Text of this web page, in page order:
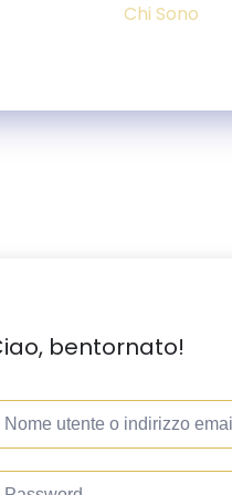
Chi Sono
bentornato!